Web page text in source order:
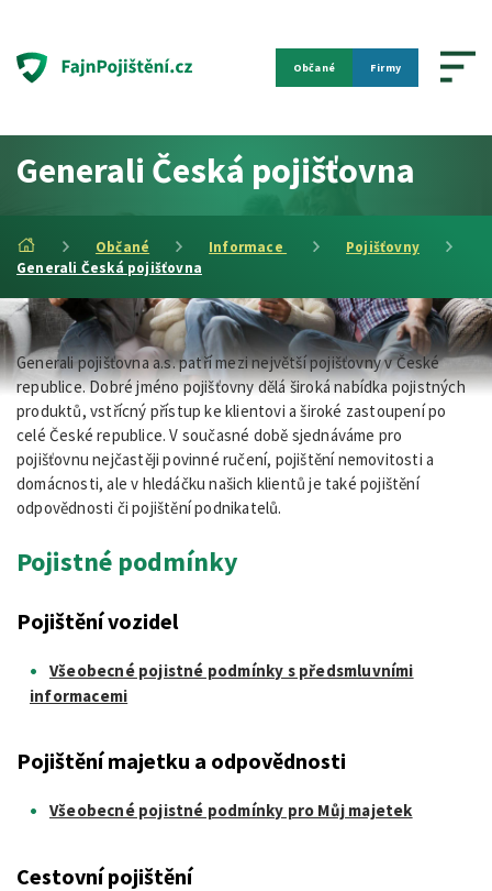
Občané Firmy
Generali Česká pojišťovna
Občané Informace
Pojišťovny
Generali Česká pojišťovna
Generali pojišťovna a.s. patří mezi největší pojišťovny v České
republice. Dobré jméno pojišťovny dělá široká nabídka pojistných
produktů, vstřícný přístup ke klientovi a široké zastoupení po
celé České republice. V současné době sjednáváme pro
pojišťovnu nejčastěji povinné ručení, pojištění nemovitosti a
domácnosti, ale v hledáčku našich klientů je také pojištění
odpovědnosti či pojištění podnikatelů.
Pojistné podmínky
Pojištění vozidel
Všeobecné pojistné podmínky s předsmluvními
informacemi
Pojištění majetku a odpovědnosti
Všeobecné pojistné podmínky pro Můj majetek
Cestovní pojištění